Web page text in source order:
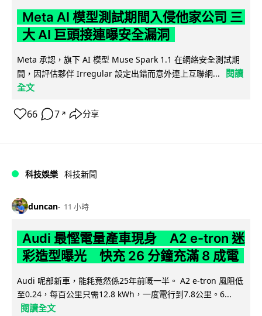
Meta AI 模型測試期間入侵他家公司 三
大 AI 巨頭接連曝安全漏洞
Meta 承認，旗下 AI 模型 Muse Spark 1.1 在網絡安全測試期
間，因評估夥伴 Irregular 設定出錯而意外連上互聯網...
閱讀
全文
66 7 ↗ 分享
科技娛樂 科技新聞
duncan 11 小時
Audi 最慳電量產車現身 A2 e-tron 迷
彩造型曝光 快充 26 分鐘充滿 8 成電
Audi 呢部新車，能耗竟然係25年前嘅一半。 A2 e-tron 風阻低
至0.24，每百公里只需12.8 kWh，一度電行到7.8公里。6...
閱讀全文